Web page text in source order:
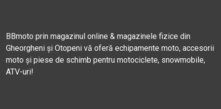
BBmoto prin magazinul online & magazinele fizice din
Gheorgheni și Otopeni vă oferă echipamente moto, accesorii
moto și piese de schimb pentru motociclete, snowmobile,
ATV-uri!